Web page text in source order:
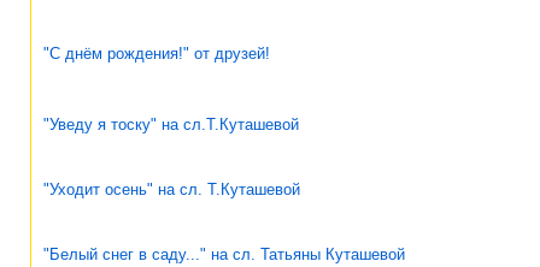
"С днём рождения!" от друзей!
"Уведу я тоску" на сл.Т.Куташевой
"Уходит осень" на сл. Т.Куташевой
"Белый снег в саду..." на сл. Татьяны Куташевой